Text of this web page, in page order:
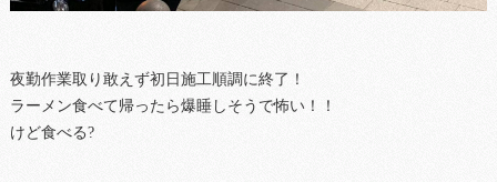
夜勤作業取り敢えず初日施工順調に終了！
ラーメン食べて帰ったら爆睡しそうで怖い！！
けど食べる?